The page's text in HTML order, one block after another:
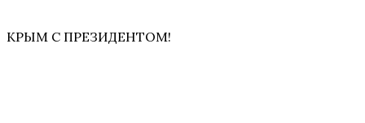
КРЫМ С ПРЕЗИДЕНТОМ!